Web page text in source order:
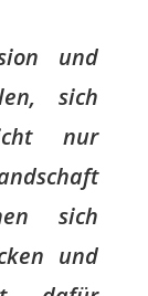
und
sich
nur
sich
und